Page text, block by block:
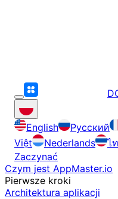
English Русский
Việt
Nederlands
ไ
Zaczynać
Czym jest AppMaster.io
Pierwsze kroki
Architektura aplikacji